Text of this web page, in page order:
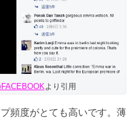
より引用
頻度がとても高いです。薄